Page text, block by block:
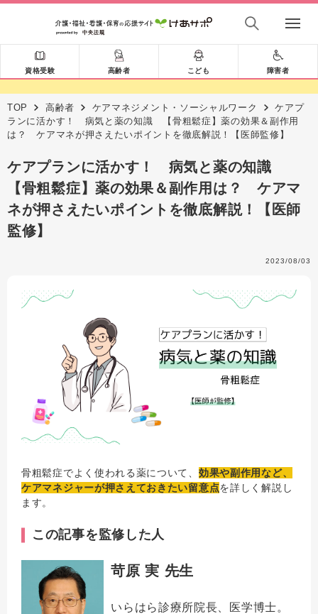
資格受験 高齢者 こども 障害者
TOP 高齢者 ケアマネジメント・ソーシャルワーク
ケアプ
ランに活かす！ 病気と薬の知識 【骨粗鬆症】薬の効果＆副作用
は？ ケアマネが押さえたいポイントを徹底解説！【医師監修】
ケアプランに活かす！ 病気と薬の知識
【骨粗鬆症】薬の効果＆副作用は？ ケアマ
ネが押さえたいポイントを徹底解説！【医師
監修】
2023/08/03
骨粗鬆症でよく使われる薬について、 効果や副作用など、
ケアマネジャーが押さえておきたい留意点を詳しく解説し
ます。
この記事を監修した人
苛原 実 先生
いらはら診療所院長、医学博士。